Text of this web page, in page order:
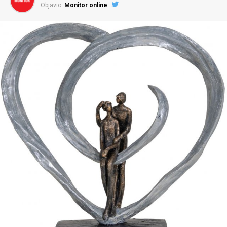
nabore na košulji, u nove sede i tako tinja u prsima kao
najbolji prijatelj. Kuća i hodnik mirišu na tvoj tamjan i
moj matičnjak…
Kad malo bolje promislim, sve što mi je potrebno imam,
nečeg i previše, ali to sada nije tema. Ono što mi
nedostaje jeste vreme, osećam kako mi prebrzo curi i
moraću sa njim malo štedljivije. Ne trošiti ga tamo gde se
ne osećam dobro, gde me ne razumeju i gde ja ne
razumem njih. Počela sam da planiram moranja, pa sad
izgledaju kao slobodna volja. Realnost je, nasuprot
ljudskom verovanju, jednostavna. Okrutna, da. Ali
jednostavna. I možeš da je svariš. Ili da je začiniš,
slojevima smisla, dok ne postane prihvatljivo blaga za
tvoj stomak.
Što bi rekao Ivan Lalić:
Objavio: Monitor online